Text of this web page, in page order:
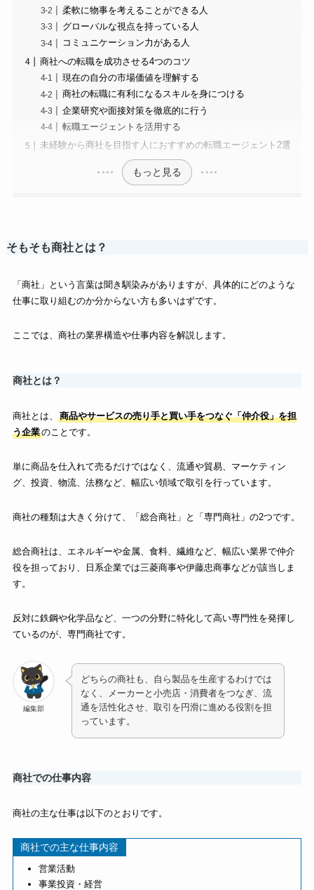
柔軟に物事を考えることができる人
グローバルな視点を持っている人
コミュニケーション力がある人
商社への転職を成功させる4つのコツ
現在の自分の市場価値を理解する
商社の転職に有利になるスキルを身につける
企業研究や面接対策を徹底的に行う
転職エージェントを活用する
未経験から商社を目指す人におすすめの転職エージェント2選
もっと見る
そもそも商社とは？
「商社」という言葉は聞き馴染みがありますが、具体的にどのような
仕事に取り組むのか分からない方も多いはずです。
ここでは、商社の業界構造や仕事内容を解説します。
商社とは？
商社とは、
商品やサービスの売り手と買い手をつなぐ「仲介役」を担
う企業のことです。
単に商品を仕入れて売るだけではなく、流通や貿易、マーケティン
グ、投資、物流、法務など、幅広い領域で取引を行っています。
商社の種類は大きく分けて、「総合商社」と「専門商社」の2つです。
総合商社は、エネルギーや金属、食料、繊維など、幅広い業界で仲介
役を担っており、日系企業では三菱商事や伊藤忠商事などが該当しま
す。
反対に鉄鋼や化学品など、一つの分野に特化して高い専門性を発揮し
ているのが、専門商社です。
編集部
どちらの商社も、自ら製品を生産するわけでは
なく、メーカーと小売店・消費者をつなぎ、流
通を活性化させ、取引を円滑に進める役割を担
っています。
商社での仕事内容
商社の主な仕事は以下のとおりです。
商社での主な仕事内容
営業活動
事業投資・経営